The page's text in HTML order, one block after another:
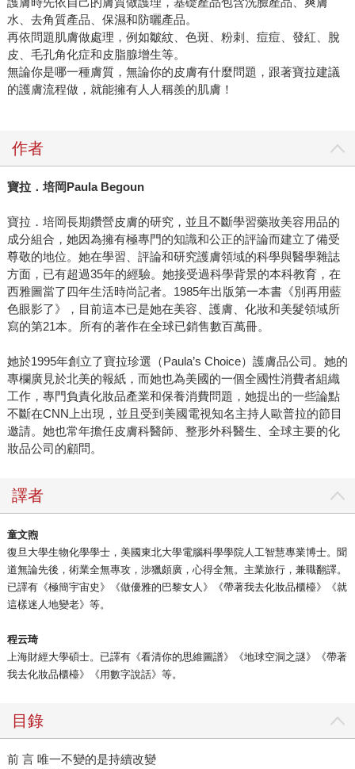
水、去角質產品、保濕和防曬產品。
再依問題肌膚做處理，例如皺紋、色斑、粉刺、痘痘、發紅、脫
皮、毛孔角化症和皮脂腺增生等。
無論你是哪一種膚質，無論你的皮膚有什麼問題，跟著寶拉建議
的護膚流程做，就能擁有人人稱羨的肌膚！
作者
寶拉．培岡Paula Begoun
寶拉．培岡長期鑽營皮膚的研究，並且不斷學習藥妝美容用品的
成分組合，她因為擁有極專門的知識和公正的評論而建立了備受
尊敬的地位。她在學習、評論和研究護膚領域的科學與醫學雜誌
方面，已有超過35年的經驗。她接受過科學背景的本科教育，在
西雅圖當了四年生活時尚記者。1985年出版第一本書《別再用藍
色眼影了》，目前這本已是她在美容、護膚、化妝和美髮領域所
寫的第21本。所有的著作在全球已銷售數百萬冊。
她於1995年創立了寶拉珍選（Paula’s Choice）護膚品公司。她的
專欄廣見於北美的報紙，而她也為美國的一個全國性消費者組織
工作，專門負責化妝品產業和保養消費問題，她提出的一些論點
不斷在CNN上出現，並且受到美國電視知名主持人歐普拉的節目
邀請。她也常年擔任皮膚科醫師、整形外科醫生、全球主要的化
妝品公司的顧問。
譯者
童文煦
復旦大學生物化學學士，美國東北大學電腦科學學院人工智慧專業博士。聞
道無論先後，術業全無專攻，涉獵頗廣，心得全無。主業旅行，兼職翻譯。
已譯有《極簡宇宙史》《做優雅的巴黎女人》《帶著我去化妝品櫃檯》《就
這樣迷人地變老》等。
程云琦
上海財經大學碩士。已譯有《看清你的思維圖譜》《地球空洞之謎》《帶著
我去化妝品櫃檯》《用數字說話》等。
目錄
前 言 唯一不變的是持續改變